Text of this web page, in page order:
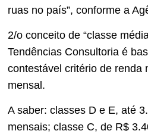
ruas no país”, conforme a
2/o conceito de “classe
Tendências Consultoria é
contestável critério de renda
mensal.
A saber: classes D e E, até
mensais; classe C, de R$